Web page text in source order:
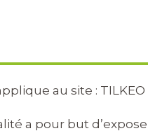
au site :
a pour but